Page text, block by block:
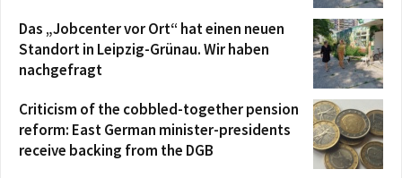
Das „Jobcenter vor Ort“ hat einen neuen
Standort in Leipzig-Grünau. Wir haben
nachgefragt
Criticism of the cobbled-together pension
reform: East German minister-presidents
receive backing from the DGB